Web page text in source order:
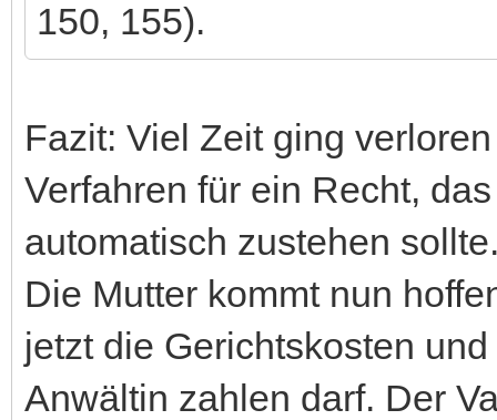
150, 155).
Fazit: Viel Zeit ging
Verfahren für ein Recht,
automatisch zustehen
Die Mutter kommt nun
jetzt die Gerichtskosten
Anwältin zahlen darf. Der